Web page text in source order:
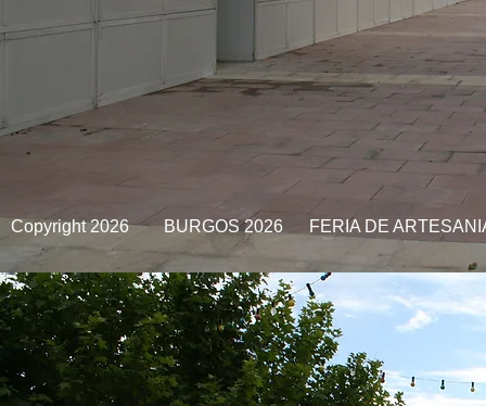
Copyright 2026 BURGOS 2026 FERIA DE